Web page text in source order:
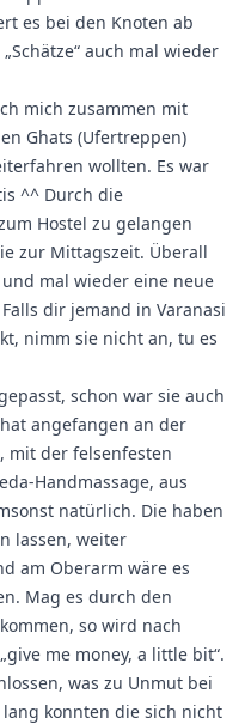
es bei den Knoten ab
auch mal wieder
mich zusammen mit
Ghats (Ufertreppen)
wollten. Es war
^^ Durch die
Hostel zu gelangen
zur Mittagszeit. Überall
mal wieder eine neue
dir jemand in Varanasi
nimm sie nicht an, tu es
schon war sie auch
angefangen an der
mit der felsenfesten
Handmassage, aus
natürlich. Die haben
lassen, weiter
am Oberarm wäre es
Mag es durch den
so wird nach
me money, a little bit“.
was zu Unmut bei
konnten die sich nicht